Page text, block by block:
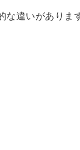
違いがあります